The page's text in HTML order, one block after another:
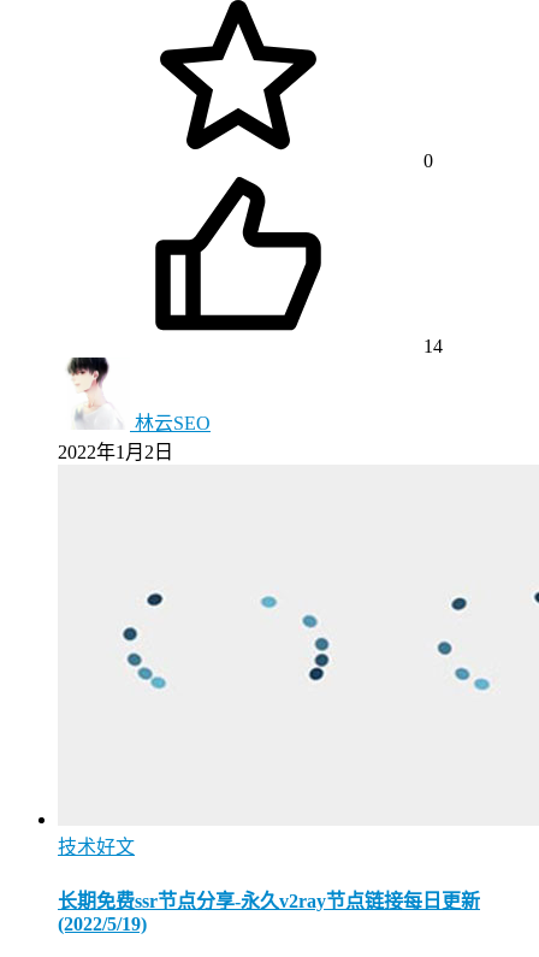
0
14
林云SEO
2022年1月2日
技术好文
长期免费ssr节点分享-永久v2ray节点链接每日更新
(2022/5/19)